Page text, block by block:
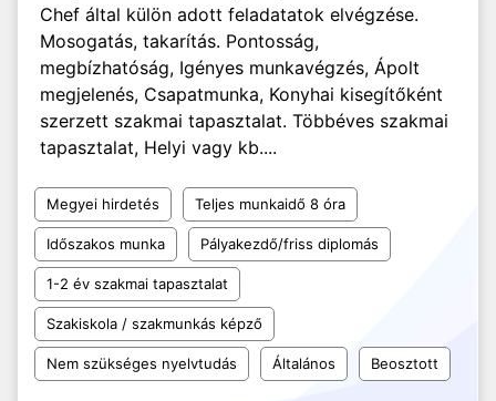
Chef által külön adott feladatatok elvégzése.
Mosogatás, takarítás. Pontosság,
megbízhatóság, Igényes munkavégzés, Ápolt
megjelenés, Csapatmunka, Konyhai kisegítőként
szerzett szakmai tapasztalat. Többéves szakmai
tapasztalat, Helyi vagy kb....
Megyei hirdetés Teljes munkaidő 8 óra
Időszakos munka Pályakezdő/friss diplomás
1-2 év szakmai tapasztalat
Szakiskola / szakmunkás képző
Nem szükséges nyelvtudás Általános Beosztott